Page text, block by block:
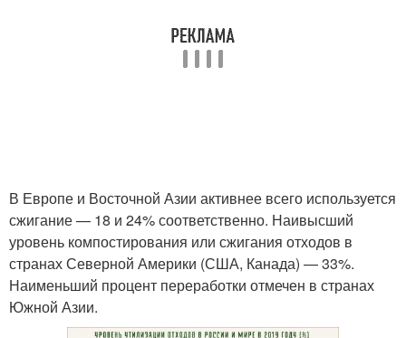
В Европе и Восточной Азии активнее всего используется
сжигание — 18 и 24% соответственно. Наивысший
уровень компостирования или сжигания отходов в
странах Северной Америки (США, Канада) — 33%.
Наименьший процент переработки отмечен в странах
Южной Азии.